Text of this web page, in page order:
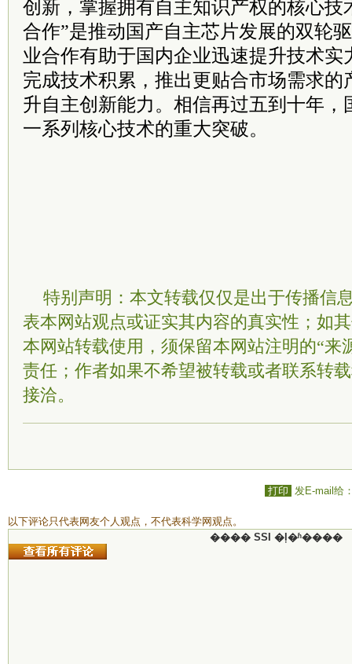
创新，掌握拥有自主知识产权的核心技
合作”是推动国产自主芯片发展的双轮
业合作有助于国内企业迅速提升技术实
完成技术积累，推出更贴合市场需求的
升自主创新能力。相信再过五到十年，
一系列核心技术的重大突破。
特别声明：本文转载仅仅是出于传播信
表本网站观点或证实其内容的真实性；如
本网站转载使用，须保留本网站注明的“来
责任；作者如果不希望被转载或者联系转
接洽。
打印 发E-mail给
以下评论只代表网友个人观点，不代表科学网观点。
���� SSI �ļ�ʱ����